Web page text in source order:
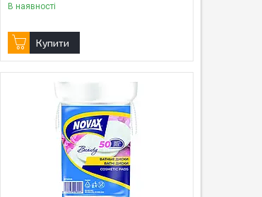
В наявності
Купити